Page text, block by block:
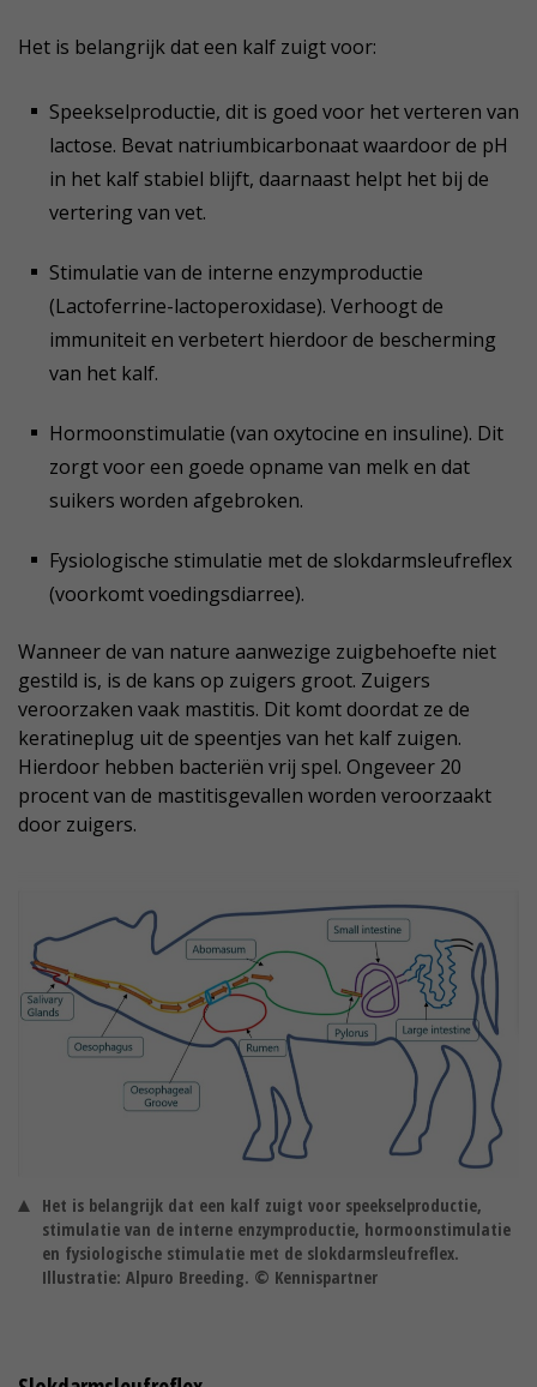
Het is belangrijk dat een kalf zuigt voor:
Speekselproductie, dit is goed voor het verteren van
lactose. Bevat natriumbicarbonaat waardoor de pH
in het kalf stabiel blijft, daarnaast helpt het bij de
vertering van vet.
Stimulatie van de interne enzymproductie
(Lactoferrine-lactoperoxidase). Verhoogt de
immuniteit en verbetert hierdoor de bescherming
van het kalf.
Hormoonstimulatie (van oxytocine en insuline). Dit
zorgt voor een goede opname van melk en dat
suikers worden afgebroken.
Fysiologische stimulatie met de slokdarmsleufreflex
(voorkomt voedingsdiarree).
Wanneer de van nature aanwezige zuigbehoefte niet
gestild is, is de kans op zuigers groot. Zuigers
veroorzaken vaak mastitis. Dit komt doordat ze de
keratineplug uit de speentjes van het kalf zuigen.
Hierdoor hebben bacteriën vrij spel. Ongeveer 20
procent van de mastitisgevallen worden veroorzaakt
door zuigers.
Het is belangrijk dat een kalf zuigt voor speekselproductie,
stimulatie van de interne enzymproductie, hormoonstimulatie
en fysiologische stimulatie met de slokdarmsleufreflex.
Illustratie: Alpuro Breeding. © Kennispartner